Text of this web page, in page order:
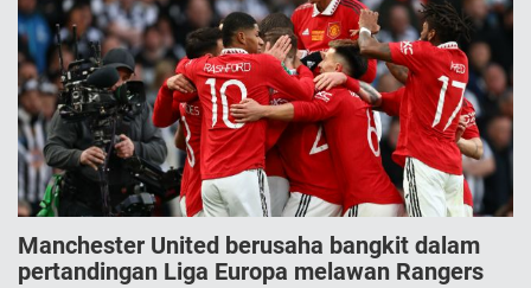
Manchester United berusaha bangkit dalam
pertandingan Liga Europa melawan Rangers